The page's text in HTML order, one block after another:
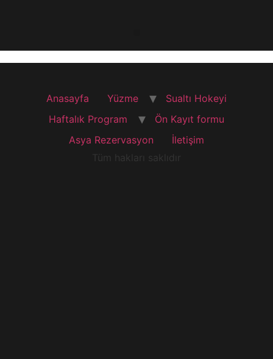
Anasayfa Yüzme
Sualtı Hokeyi
Haftalık Program
Ön Kayıt formu
Asya Rezervasyon
İletişim
Tüm hakları saklıdır